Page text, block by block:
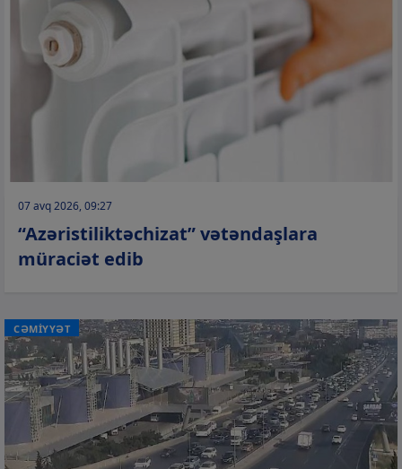
07 avq 2026, 09:27
“Azəristiliktəchizat” vətəndaşlara
müraciət edib
CƏMİYYƏT